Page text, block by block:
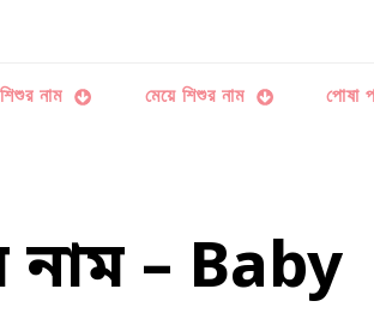
নাম মেয়ে শিশুর নাম পোষা
নাম – Baby